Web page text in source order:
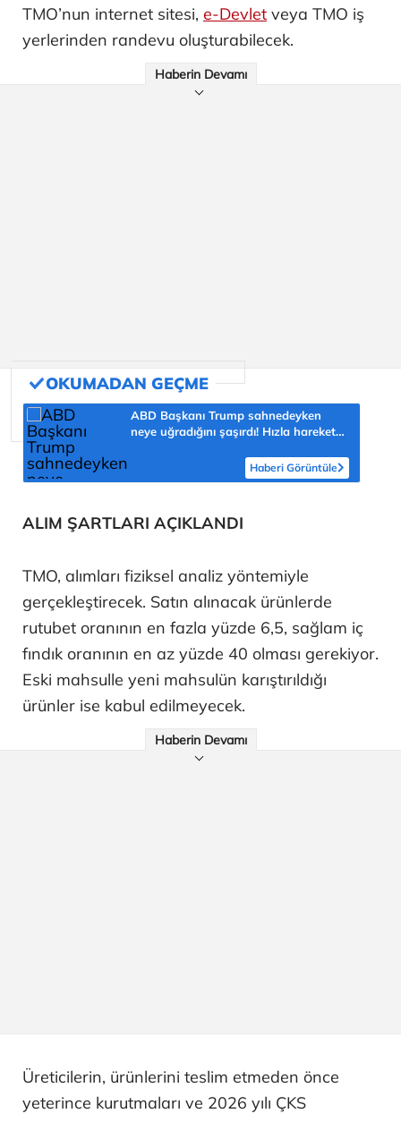
TMO’nun internet sitesi, e-Devlet veya TMO iş
yerlerinden randevu oluşturabilecek.
Haberin Devamı
ABD Başkanı Trump sahnedeyken
neye uğradığını şaşırdı! Hızla harekete
Haberi Görüntüle
ALIM ŞARTLARI AÇIKLANDI
TMO, alımları fiziksel analiz yöntemiyle
gerçekleştirecek. Satın alınacak ürünlerde
rutubet oranının en fazla yüzde 6,5, sağlam iç
fındık oranının en az yüzde 40 olması gerekiyor.
Eski mahsulle yeni mahsulün karıştırıldığı
ürünler ise kabul edilmeyecek.
Haberin Devamı
Üreticilerin, ürünlerini teslim etmeden önce
yeterince kurutmaları ve 2026 yılı ÇKS